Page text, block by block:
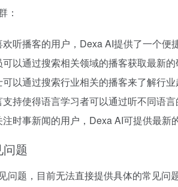
：
听播客的用户，Dexa AI提供了一个便
以通过搜索相关领域的播客获取最新的
以通过搜索行业相关的播客来了解行业
持使得语言学习者可以通过听不同语言
时事新闻的用户，Dexa AI可提供最新
题
问题，目前无法直接提供具体的常见